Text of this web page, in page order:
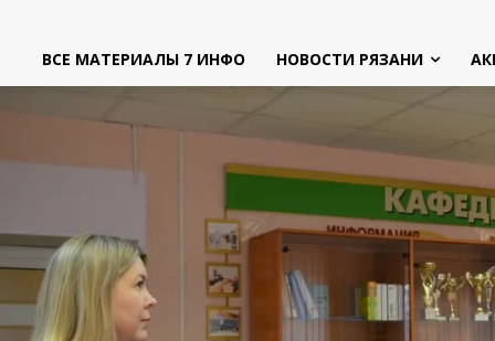
ВСЕ МАТЕРИАЛЫ 7 ИНФО НОВОСТИ РЯЗАНИ